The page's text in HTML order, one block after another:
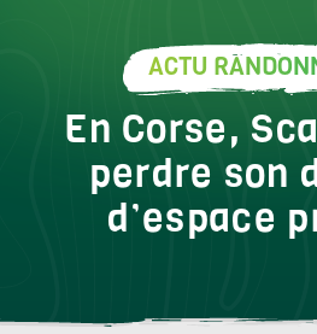
ACTU
En Corse,
perdre son
d’espace